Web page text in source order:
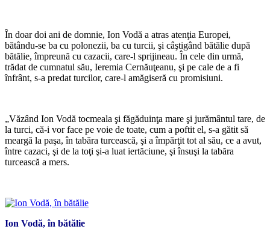
În doar doi ani de domnie, Ion Vodă a atras atenţia Europei,
bătându-se ba cu polonezii, ba cu turcii, şi câştigând bătălie după
bătălie, împreună cu cazacii, care-l sprijineau. În cele din urmă,
trădat de cumnatul său, Ieremia Cernăuţeanu, şi pe cale de a fi
înfrânt, s-a predat turcilor, care-l amăgiseră cu promisiuni.
„Văzând Ion Vodă tocmeala şi făgăduinţa mare şi jurământul tare, de
la turci, că-i vor face pe voie de toate, cum a poftit el, s-a gătit să
meargă la paşa, în tabăra turcească, şi a împărţit tot al său, ce a avut,
între cazaci, şi de la toţi şi-a luat iertăciune, şi însuşi la tabăra
turcească a mers.
Ion Vodă, în bătălie